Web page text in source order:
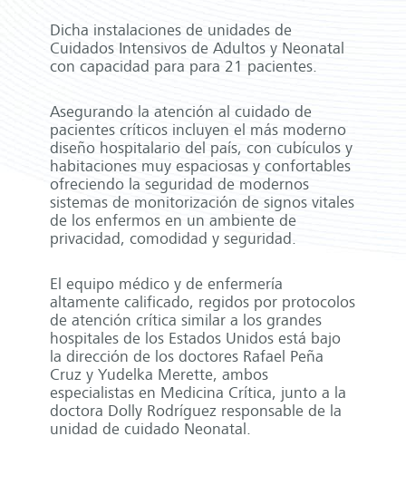
Dicha instalaciones de unidades de
Cuidados Intensivos de Adultos y Neonatal
con capacidad para para 21 pacientes.
Asegurando la atención al cuidado de
pacientes críticos incluyen el más moderno
diseño hospitalario del país, con cubículos y
habitaciones muy espaciosas y confortables
ofreciendo la seguridad de modernos
sistemas de monitorización de signos vitales
de los enfermos en un ambiente de
privacidad, comodidad y seguridad.
El equipo médico y de enfermería
altamente calificado, regidos por protocolos
de atención crítica similar a los grandes
hospitales de los Estados Unidos está bajo
la dirección de los doctores Rafael Peña
Cruz y Yudelka Merette, ambos
especialistas en Medicina Crítica, junto a la
doctora Dolly Rodríguez responsable de la
unidad de cuidado Neonatal.